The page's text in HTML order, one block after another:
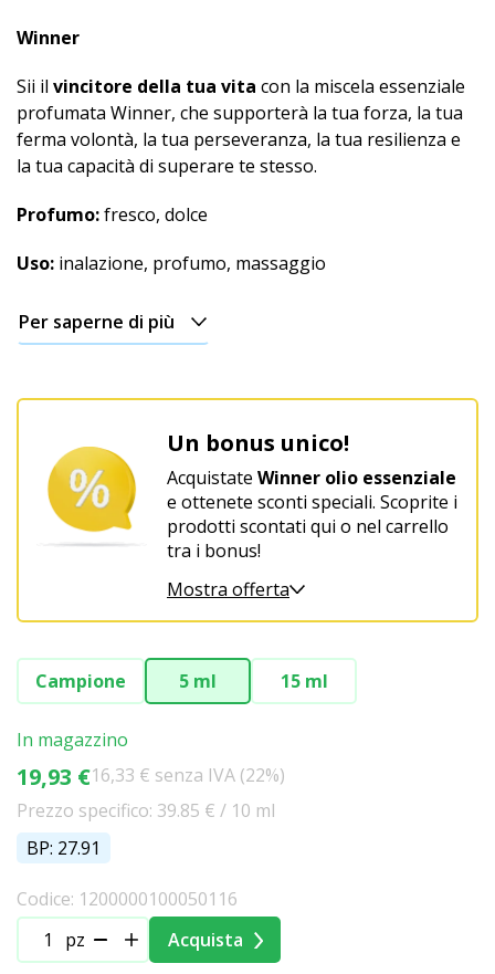
Winner
Sii il vincitore della tua vita con la miscela essenziale
profumata Winner, che supporterà la tua forza, la tua
ferma volontà, la tua perseveranza, la tua resilienza e
la tua capacità di superare te stesso.
Profumo:fresco, dolce
Uso: inalazione, profumo, massaggio
Per saperne di più
Un bonus unico!
Acquistate Winner olio essenziale
e ottenete sconti speciali. Scoprite i
prodotti scontati qui o nel carrello
tra i bonus!
Mostra offerta
Campione 5 ml 15 ml
In magazzino
19,93 €16,33 € senza IVA (22%)
Prezzo specifico: 39.85 € / 10 ml
BP: 27.91
Codice: 1200000100050116
pz
Acquista